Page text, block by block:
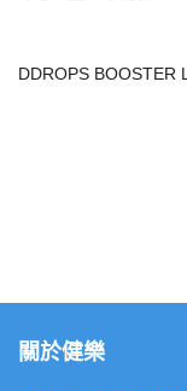
DDROPS BOOSTER
關於健樂